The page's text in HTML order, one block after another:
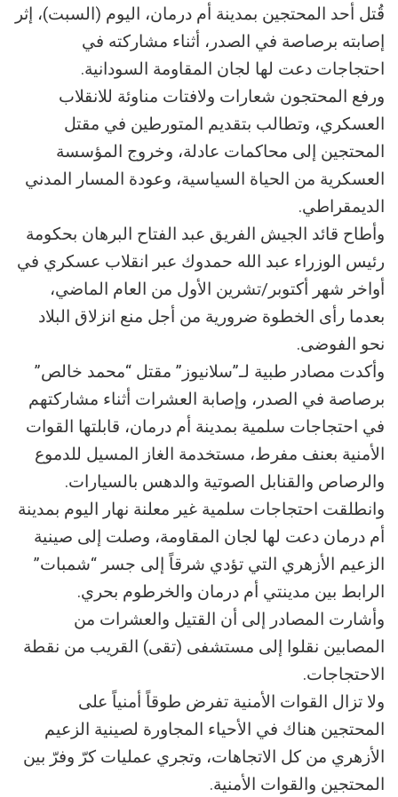
قُتل أحد المحتجين بمدينة أم درمان، اليوم (السبت)، إثر
إصابته برصاصة في الصدر، أثناء مشاركته في
احتجاجات دعت لها لجان المقاومة السودانية.
ورفع المحتجون شعارات ولافتات مناوئة للانقلاب
العسكري، وتطالب بتقديم المتورطين في مقتل
المحتجين إلى محاكمات عادلة، وخروج المؤسسة
العسكرية من الحياة السياسية، وعودة المسار المدني
الديمقراطي.
وأطاح قائد الجيش الفريق عبد الفتاح البرهان بحكومة
رئيس الوزراء عبد الله حمدوك عبر انقلاب عسكري في
أواخر شهر أكتوبر/تشرين الأول من العام الماضي،
بعدما رأى الخطوة ضرورية من أجل منع انزلاق البلاد
نحو الفوضى.
وأكدت مصادر طبية لـ”سلانيوز” مقتل “محمد خالص”
برصاصة في الصدر، وإصابة العشرات أثناء مشاركتهم
في احتجاجات سلمية بمدينة أم درمان، قابلتها القوات
الأمنية بعنف مفرط، مستخدمة الغاز المسيل للدموع
والرصاص والقنابل الصوتية والدهس بالسيارات.
وانطلقت احتجاجات سلمية غير معلنة نهار اليوم بمدينة
أم درمان دعت لها لجان المقاومة، وصلت إلى صينية
الزعيم الأزهري التي تؤدي شرقاً إلى جسر “شمبات”
الرابط بين مدينتي أم درمان والخرطوم بحري.
وأشارت المصادر إلى أن القتيل والعشرات من
المصابين نقلوا إلى مستشفى (تقى) القريب من نقطة
الاحتجاجات.
ولا تزال القوات الأمنية تفرض طوقاً أمنياً على
المحتجين هناك في الأحياء المجاورة لصينية الزعيم
الأزهري من كل الاتجاهات، وتجري عمليات كرّ وفرّ بين
المحتجين والقوات الأمنية.